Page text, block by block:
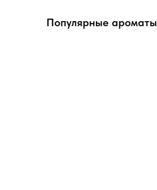
Популярные ароматы